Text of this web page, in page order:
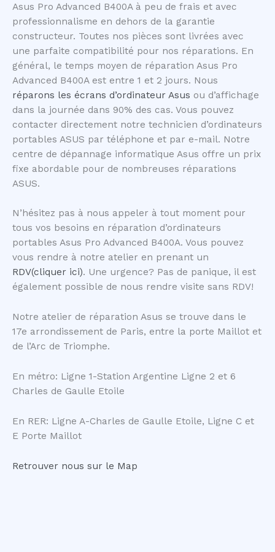
Asus Pro Advanced B400A à peu de frais et avec
professionnalisme en dehors de la garantie
constructeur. Toutes nos pièces sont livrées avec
une parfaite compatibilité pour nos réparations. En
général, le temps moyen de réparation Asus Pro
Advanced B400A est entre 1 et 2 jours. Nous
réparons les écrans d’ordinateur Asus ou d’affichage
dans la journée dans 90% des cas. Vous pouvez
contacter directement notre technicien d’ordinateurs
portables ASUS par téléphone et par e-mail. Notre
centre de dépannage informatique Asus offre un prix
fixe abordable pour de nombreuses réparations
ASUS.
N’hésitez pas à nous appeler à tout moment pour
tous vos besoins en réparation d’ordinateurs
portables Asus Pro Advanced B400A. Vous pouvez
vous rendre à notre atelier en prenant un
RDV(cliquer ici). Une urgence? Pas de panique, il est
également possible de nous rendre visite sans RDV!
Notre atelier de réparation Asus se trouve dans le
17e arrondissement de Paris, entre la porte Maillot et
de l’Arc de Triomphe.
En métro: Ligne 1-Station Argentine Ligne 2 et 6
Charles de Gaulle Etoile
En RER: Ligne A-Charles de Gaulle Etoile, Ligne C et
E Porte Maillot
Retrouver nous sur le Map